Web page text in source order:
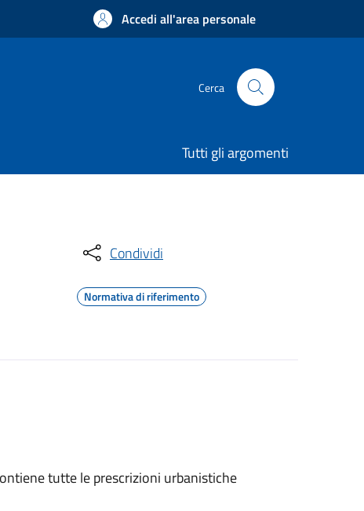
Accedi all'area personale
Cerca
Tutti gli argomenti
Condividi
Normativa di riferimento
tutte le prescrizioni urbanistiche